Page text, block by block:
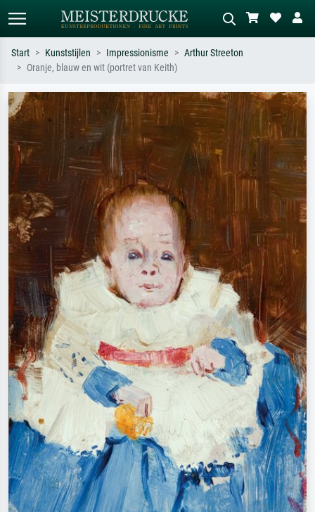
Zoek op kunstenaar, titel of stijl – bijv.
Monet, Sterrennacht, impressionisme,
Hokusai-golf, naakt.
Beschrijf de scène – bijv. groene
weide, abstract met veel rood, donker
olieverfschilderij, staand naakt naast
een boom.
Start Kunststijlen Impressionisme
Arthur Streeton
Oranje, blauw en wit (portret van Keith)